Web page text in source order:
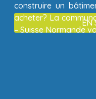
construire un
acheter? La
– Suisse Normande
EN